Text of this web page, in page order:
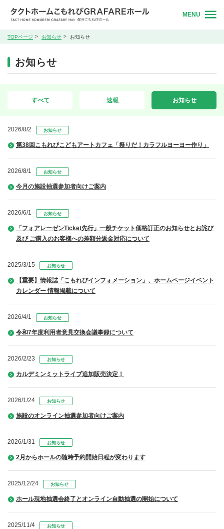
MENU
TOPページ お知らせ お知らせ
お知らせ
すべて 速報 お知らせ
2026/8/2 お知らせ
第38回こもれびこどもアートカフェ「祭りだ！カラフルヨーヨー作り」
2026/8/1 お知らせ
今月の施設抽選参加者向けご案内
2026/6/1 お知らせ
「フォアレーゼンTicket先行」一般チケット価格訂正のお知らせとお詫び
及び ご購入のお客様への差額分返金対応について
2025/3/15 お知らせ
【重要】情報誌「こもれびインフォメーション」、ホームページイベント
カレンダー 情報掲載について
2026/4/1 お知らせ
令和7年度利用者意見交換会議事録について
2026/2/23 お知らせ
カルデミンミットライブ追加販売決定！
2026/1/24 お知らせ
施設のオンライン抽選参加者向けご案内
2026/1/31 お知らせ
2月からホールの随時予約開始日程が変わります
2025/12/24 お知らせ
ホール現地抽選会終了とオンライン自動抽選の開始について
2025/11/4 お知らせ